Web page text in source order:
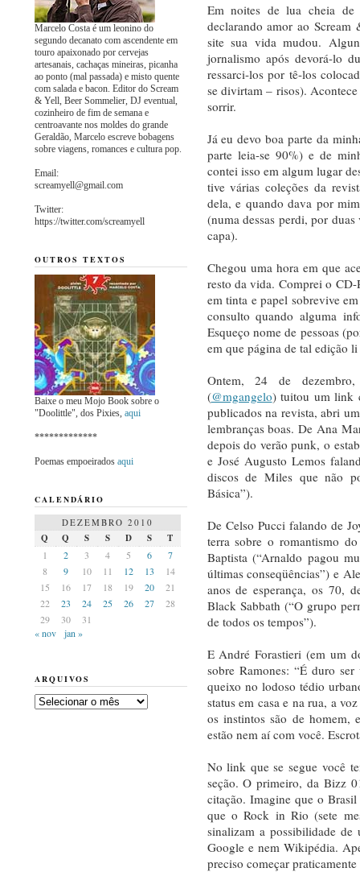
Em noites de lua cheia de
declarando amor ao
site sua vida mudou.
jornalismo após devorá-lo
ressarci-los por tê-los
se divirtam – risos).
sorrir.
Já eu devo boa parte da
parte leia-se 90%) e de
contei isso em algum lugar
tive várias coleções da
dela, e quando dava por
(numa dessas perdi, por
capa).
Chegou uma hora em que
resto da vida. Comprei o CD-
em tinta e papel sobrevive
consulto quando alguma
Esqueço nome de pessoas
em que página de tal edição
Ontem, 24 de
(@mgangelo) tuitou um link
publicados na revista, abri
lembranças boas. De Ana
depois do verão punk, o
e José Augusto Lemos
discos de Miles que não
Básica”).
De Celso Pucci falando de
terra sobre o romantismo
Baptista (“Arnaldo pagou
últimas conseqüências”) e
anos de esperança, os 70,
Black Sabbath (“O grupo
de todos os tempos”).
E André Forastieri (em um
sobre Ramones: “É duro
queixo no lodoso tédio
status em casa e na rua, a
os instintos são de homem,
estão nem aí com você.
No link que se segue você
seção. O primeiro, da Bizz
citação. Imagine que o
que o Rock in Rio (sete
sinalizam a possibilidade
Google e nem Wikipédia.
preciso começar
Marcelo Costa é um leonino do
segundo decanato com ascendente em
touro apaixonado por cervejas
artesanais, cachaças mineiras, picanha
ao ponto (mal passada) e misto quente
com salada e bacon. Editor do Scream
& Yell, Beer Sommelier, DJ eventual,
cozinheiro de fim de semana e
centroavante nos moldes do grande
Geraldão, Marcelo escreve bobagens
sobre viagens, romances e cultura pop.
Email:
screamyell@gmail.com
Twitter:
https://twitter.com/screamyell
OUTROS TEXTOS
Baixe o meu Mojo Book sobre o
"Doolittle", dos Pixies, aqui
*************
Poemas empoeirados aqui
CALENDÁRIO
DEZEMBRO 2010
Q Q S S D S
T
1
2 3 4 5 6
7
8
9 10 11 12 13
14
15
16 17 18 19 20
21
22
23 24 25 26 27
28
29
30
31
« nov
jan »
ARQUIVOS
Arquivos